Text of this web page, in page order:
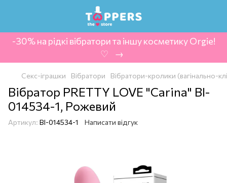
-30% на рідкі вібратори та іншу косметику Orgie!
‍ ♡ ‍ → ‍
Секс-іграшки Вібратори Вібратори-кролики (вагінально-
Вібратор PRETTY LOVE "Carina" BI-
014534-1, Рожевий
Артикул: BI-014534-1 Написати відгук